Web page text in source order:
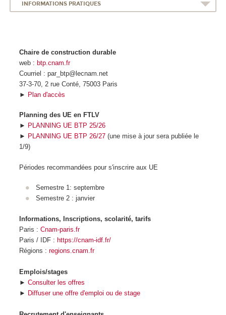
INFORMATIONS PRATIQUES
Chaire de construction durable
web : btp.cnam.fr
Courriel : par_btp@lecnam.net
37-3-70, 2 rue Conté, 75003 Paris
► Plan d'accès
Planning des UE en FTLV
► PLANNING UE BTP 25/26
► PLANNING UE BTP 26/27 (une mise à jour sera publiée le
1/9)
Périodes recommandées pour s'inscrire aux UE
Semestre 1: septembre
Semestre 2 : janvier
Informations, Inscriptions, scolarité, tarifs
Paris : Cnam-paris.fr
Paris / IDF : https://cnam-idf.fr/
Régions : regions.cnam.fr
Emplois/stages
► Consulter les offres
► Diffuser une offre d'emploi ou de stage